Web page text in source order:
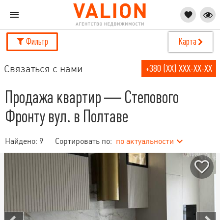
Фильтр Карта
Связаться с нами +380 (XX) XXX-XX-XX
Продажа квартир — Степового
Фронту вул. в Полтаве
Найдено: 9 Сортировать по: по актуальности